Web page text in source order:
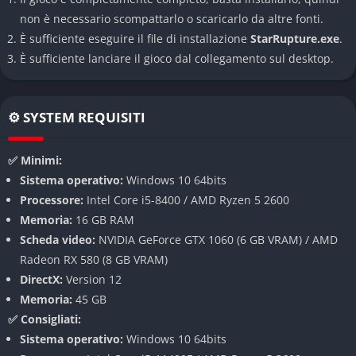
Mondo aperto in continua mutazione
StarRupture propone un ambiente di gioco dinamico in cui il
terreno, il clima e le forze cosmiche mutano costantemente,
costringendo il giocatore ad adattarsi di continuo. Ogni area
elettromagnetiche che disattivano le torrette, zone radioattive
che alterano la percezione, o regioni coperte da nebbie
tossiche che limitano la visibilità. Questa varietà crea
un’esperienza sempre diversa, in cui pianificare il percorso e le
difese diventa parte integrante della sopravvivenza.
Sistema di combattimento tattico e fluido
Il cuore di StarRupture risiede nel suo sistema di
combattimento, che mescola elementi sparatutto in terza
persona e strategia in tempo reale. Il giocatore può utilizzare
un vasto arsenale di armi, dal classico fucile a impulsi fino a
cannoni gravitazionali, ma anche piazzare torrette, scudi
non è necessario scompattarlo o scaricarlo da altre fonti.
È sufficiente eseguire il file di installazione StarRupture.exe.
È sufficiente lanciare il gioco dal collegamento sul desktop.
⚙️ SYSTEM REQUISITI
✅ Minimi:
Sistema operativo: Windows 10 64bits
Processore: Intel Core i5-8400 / AMD Ryzen 5 2600
Memoria: 16 GB RAM
Scheda video: NVIDIA GeForce GTX 1060 (6 GB VRAM) / AMD
Radeon RX 580 (8 GB VRAM)
DirectX: Version 12
Memoria: 45 GB
✅ Consigliati:
Sistema operativo: Windows 10 64bits